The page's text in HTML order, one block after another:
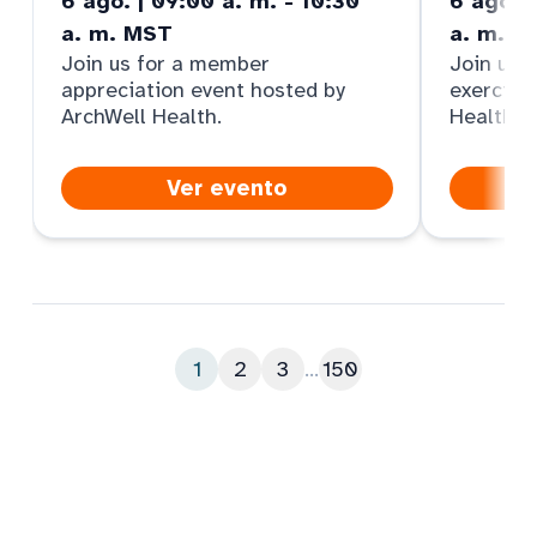
a. m. MST
Join us for a member
appreciation event hosted by
ArchWell Health.
Ver evento
a. m.
Join us
Health
1 2 3 ...150